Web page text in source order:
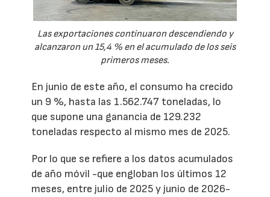
Las exportaciones continuaron descendiendo y
alcanzaron un 15,4 % en el acumulado de los seis
primeros meses.
En junio de este año, el consumo ha crecido
un 9 %, hasta las 1.562.747 toneladas, lo
que supone una ganancia de 129.232
toneladas respecto al mismo mes de 2025.
Por lo que se refiere a los datos acumulados
de año móvil -que engloban los últimos 12
meses, entre julio de 2025 y junio de 2026-